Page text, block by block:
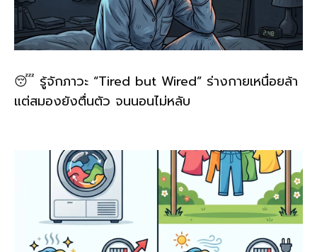
😴 รู้จักภาวะ “Tired but Wired” ร่างกายเหนื่อยล้า
แต่สมองยังตื่นตัว จนนอนไม่หลับ